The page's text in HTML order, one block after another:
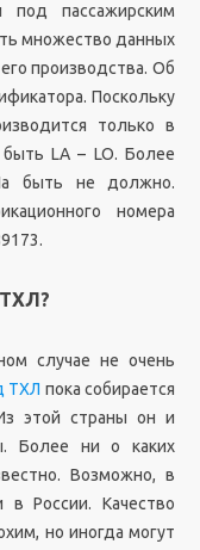
пассажирским
множество данных
производства. Об
Поскольку
только в
LA – LO. Более
быть не должно.
номера
случае не очень
ТХЛ пока собирается
этой страны он и
Более ни о каких
Возможно, в
России. Качество
но иногда могут